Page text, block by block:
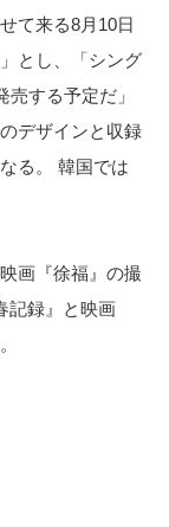
て来る8月10日
とし、「シング
する予定だ」
デザインと収録
る。 韓国では
画『徐福』の撮
記録』と映画